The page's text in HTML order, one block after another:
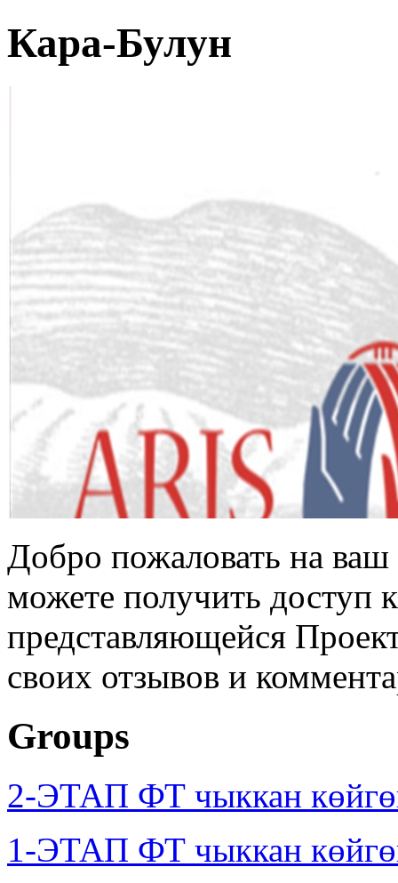
Кара-Булун
Добро пожаловать на
можете получить доступ
представляющейся
своих отзывов и
Groups
2-ЭТАП ФТ чыккан
1-ЭТАП ФТ чыккан